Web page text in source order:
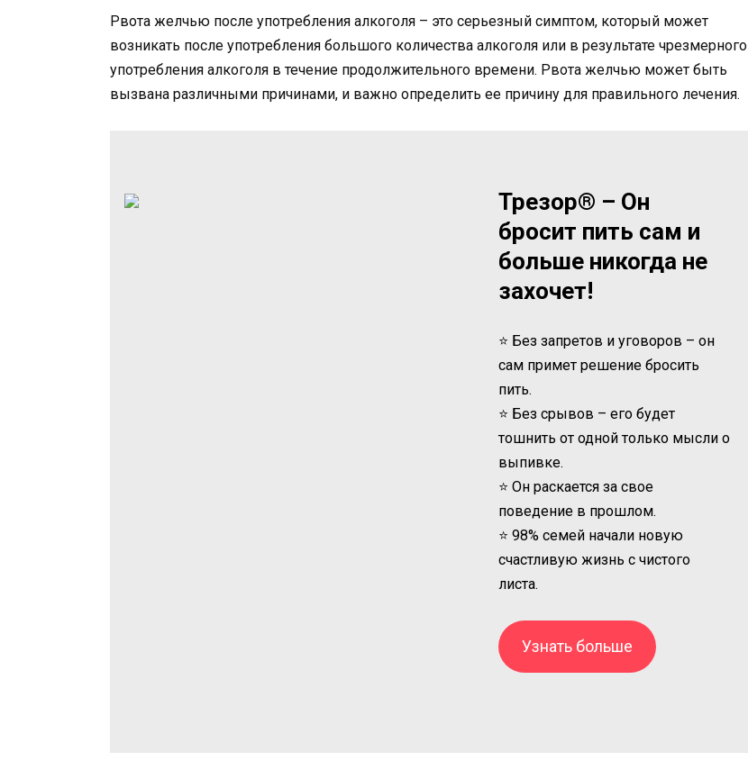
Рвота желчью после употребления алкоголя – это серьезный симптом, который может
возникать после употребления большого количества алкоголя или в результате чрезмерного
употребления алкоголя в течение продолжительного времени. Рвота желчью может быть
вызвана различными причинами, и важно определить ее причину для правильного лечения.
Трезор® – Он
бросит пить сам и
больше никогда не
захочет!
⭐ Без запретов и уговоров – он
сам примет решение бросить
пить.
⭐ Без срывов – его будет
тошнить от одной только мысли о
выпивке.
⭐ Он раскается за свое
поведение в прошлом.
⭐ 98% семей начали новую
счастливую жизнь с чистого
листа.
Узнать больше